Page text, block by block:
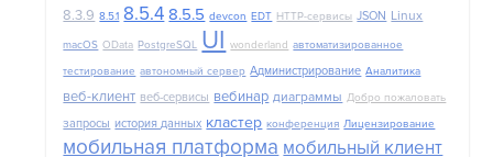
8.3.9 8.5.1 8.5.4 8.5.5 devcon EDT HTTP-сервисы JSON Linux
macOS OData PostgreSQL UI wonderland автоматизированное
тестирование автономный сервер Администрирование Аналитика
веб-клиент веб-сервисы вебинар диаграммы Добро пожаловать
запросы история данных кластер конференция Лицензирование
мобильная платформа мобильный клиент